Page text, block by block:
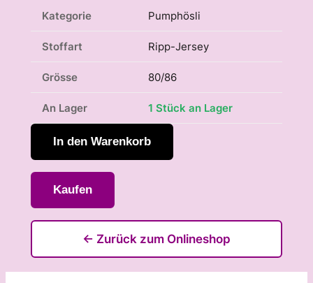
Kategorie
Pumphösli
Stoffart Ripp-Jersey
Grösse 80/86
An Lager 1 Stück an Lager
In den Warenkorb
Kaufen
← Zurück zum Onlineshop